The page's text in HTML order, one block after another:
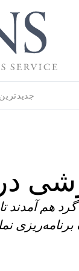
جدیدترین
در
هم آمدند